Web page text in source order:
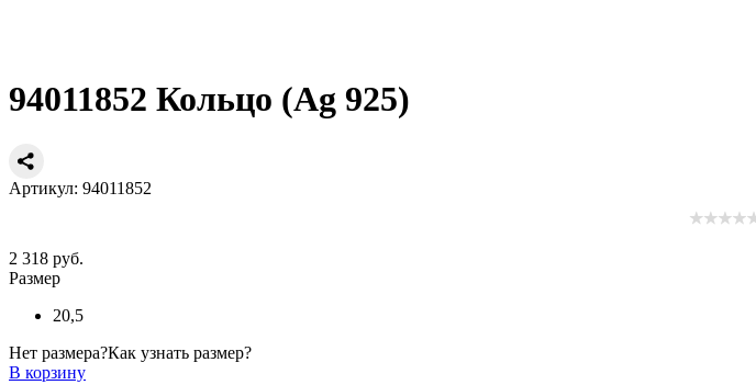
94011852 Кольцо (Ag 925)
Артикул: 94011852
2 318 руб.
Размер
20,5
Нет размера?Как узнать размер?
В корзину